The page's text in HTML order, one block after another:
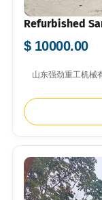
Refurbished
$ 10000.00
山东强劲重工机械